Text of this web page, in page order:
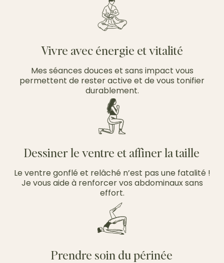
Vivre avec énergie et vitalité
Mes séances douces et sans impact vous
permettent de rester active et de vous tonifier
durablement.
Dessiner le ventre et affiner la taille
Le ventre gonflé et relâché n’est pas une fatalité !
Je vous aide à renforcer vos abdominaux sans
effort.
Prendre soin du périnée